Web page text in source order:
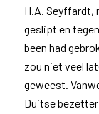
H.A. Seyffardt,
geslipt en
been had
zou niet veel
geweest.
Duitse